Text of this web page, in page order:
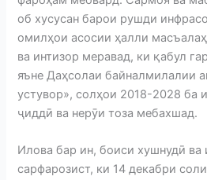
об хусусан барои рушди
омилҳои асосии ҳалли
ва интизор меравад, ки қабул
яъне Даҳсолаи байналмилалии
устувор», солҳои 2018-2028 ба
ҷиддӣ ва нерӯи тоза мебахшад.
Илова бар ин, боиси хушнудӣ ва
сарфарозист, ки 14 декабри